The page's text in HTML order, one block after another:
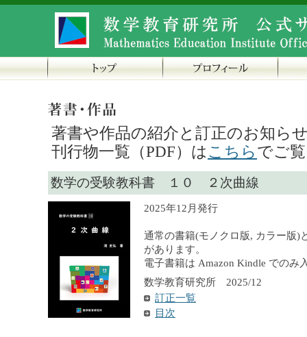
著書や作品の紹介と訂正のお知ら
刊行物一覧（PDF）は こちら でご
数学の受験教科書 １０ ２次曲線
2025年12月発行
通常の書籍(モノクロ版, カラー版)
があります。
電子書籍は Amazon Kindle でのみ
数学教育研究所 2025/12
訂正一覧
目次